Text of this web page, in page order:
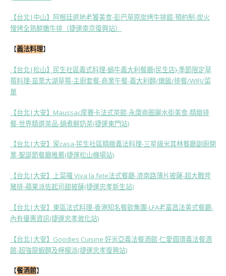
【台北|中山】阿根廷道地老饕美食-彭巴草原炭烤牛排館-預約制-炭火
慢烤全熟鮮嫩牛排（捷運南京復興站）
【義法料理】
【台北|松山】民生社區義式料理-蝸牛義大利餐廳(民生店)-季節限定草
莓料理-苗栗大湖草莓-主廚套餐-商業午餐-義大利麵/燉飯/排餐/WIFI/菜
單
【台北|大安】Maussac摩賽卡法式茶館-永康商圈麗水街美食-精緻排
餐-世界精選茶品-鍋煮鮮奶茶(捷運東門站)
【台北|大安】家casa-民生社區精緻義法料理-三星級米其林餐廳副廚開
業-聖誕節餐廳推薦(捷運松山機場站)
【台北|大安】上菜囉 Viva la fete法式餐廳-濟南路薄片披薩-超大戰斧
豬排-蘋果派佐起司甜披薩(捷運忠孝新生站)
【台北|大安】東區法式料理-香港知名餐飲集團-LFA老富昌法美式餐廳-
內有優惠資訊(捷運忠孝敦化站)
【台北|大安】Goodies Cuisine 好米亞義法餐酒館-仁愛圓環義法餐酒
館-超強龍蝦麵及檸檬派(捷運忠孝復興站)
【餐酒館】